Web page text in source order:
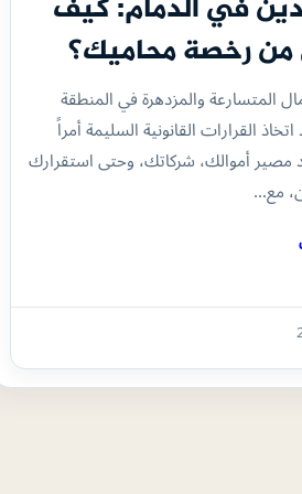
في الدمام: كيف
رخصة محاميك؟
المتسارعة والمزدهرة في المنطقة
القرارات القانونية السليمة أمراً
مصير أموالك، شركاتك، وحتى استقرارك
مع…